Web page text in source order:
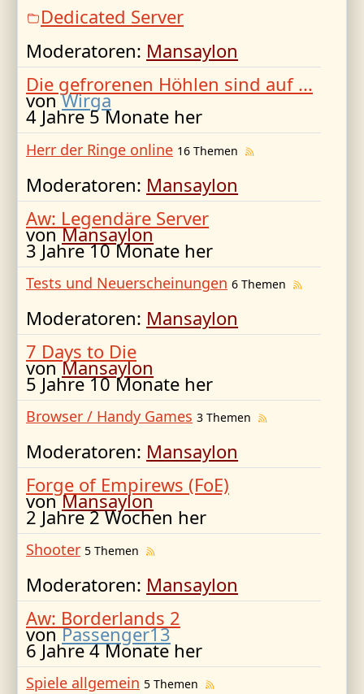
Dedicated Server
Moderatoren: Mansaylon
Die gefrorenen Höhlen sind auf ...
vonWirga
4 Jahre 5 Monate her
Herr der Ringe online 16 Themen
Moderatoren: Mansaylon
Aw: Legendäre Server
vonMansaylon
3 Jahre 10 Monate her
Tests und Neuerscheinungen 6 Themen
Moderatoren: Mansaylon
7 Days to Die
vonMansaylon
5 Jahre 10 Monate her
Browser / Handy Games 3 Themen
Moderatoren: Mansaylon
Forge of Empirews (FoE)
vonMansaylon
2 Jahre 2 Wochen her
Shooter 5 Themen
Moderatoren: Mansaylon
Aw: Borderlands 2
vonPassenger13
6 Jahre 4 Monate her
Spiele allgemein 5 Themen